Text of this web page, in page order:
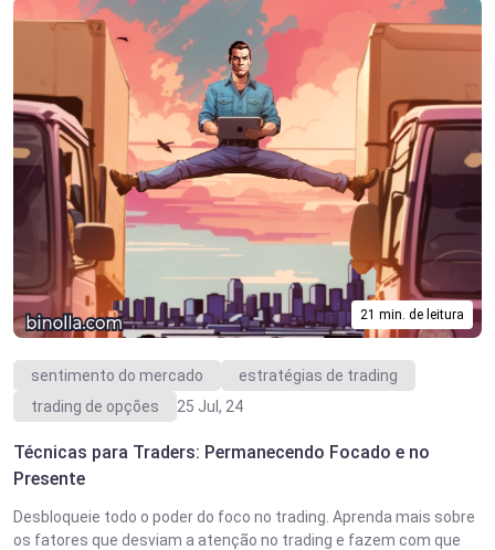
21 min. de leitura
sentimento do mercado
estratégias de trading
trading de opções
25 Jul, 24
Técnicas para Traders: Permanecendo Focado e no
Presente
Desbloqueie todo o poder do foco no trading. Aprenda mais sobre
os fatores que desviam a atenção no trading e fazem com que